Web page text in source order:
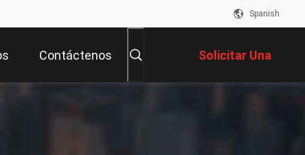
Spanish
Contáctenos Solicitar Una
Cotización